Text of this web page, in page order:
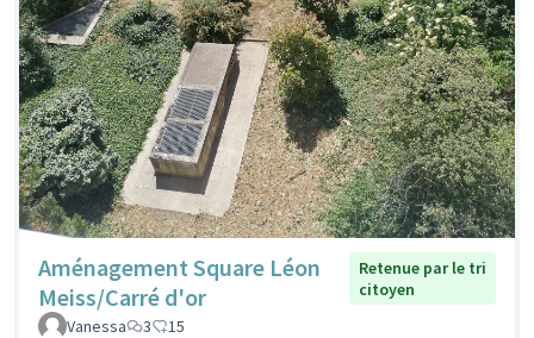
Aménagement Square Léon
Meiss/Carré d'or
Retenue par le tri
citoyen
Vanessa
3 15